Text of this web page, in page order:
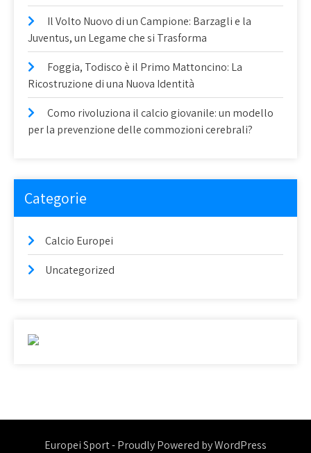
Il Volto Nuovo di un Campione: Barzagli e la
Juventus, un Legame che si Trasforma
Foggia, Todisco è il Primo Mattoncino: La
Ricostruzione di una Nuova Identità
Como rivoluziona il calcio giovanile: un modello
per la prevenzione delle commozioni cerebrali?
Categorie
Calcio Europei
Uncategorized
Europei Sport - Proudly Powered by WordPress